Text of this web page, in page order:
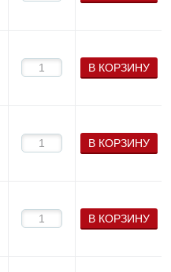
В КОРЗИНУ
В КОРЗИНУ
В КОРЗИНУ